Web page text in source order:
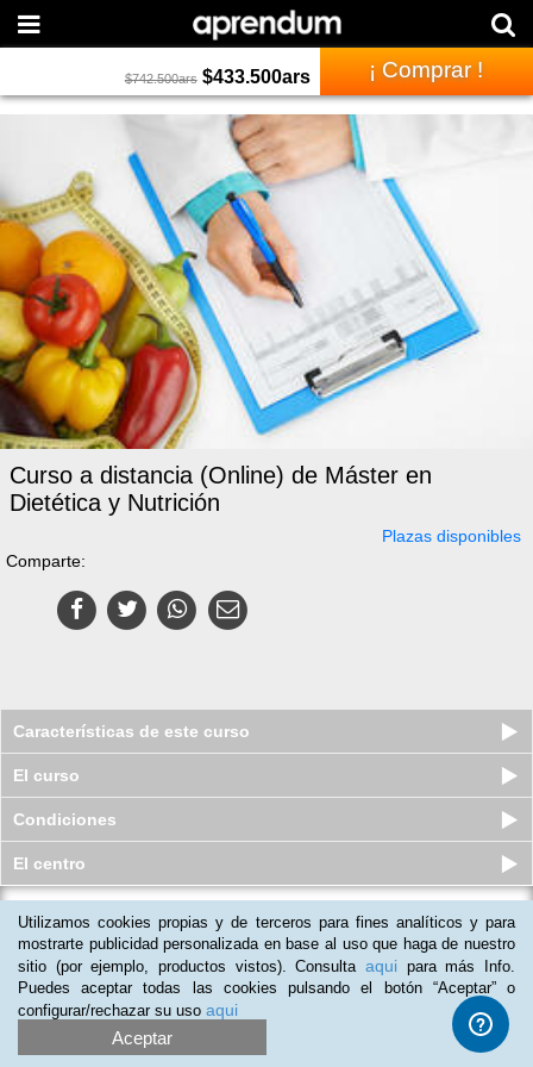
$742.500ars $433.500ars ¡ Comprar !
Curso a distancia (Online) de Máster en
Dietética y Nutrición
Plazas disponibles
Comparte:
Características de este curso
El curso
Condiciones
El centro
Pack de 2 Cursos a distancia
(Online): Experto en Dietoterapia...
Plazas disponibles
$103.500 ars $58.500ars
( 2)
Utilizamos cookies propias y de terceros para fines analíticos y para
mostrarte publicidad personalizada en base al uso que haga de nuestro
sitio (por ejemplo, productos vistos). Consulta aqui para más Info.
Puedes aceptar todas las cookies pulsando el botón “Aceptar” o
configurar/rechazar su uso aqui
Aceptar